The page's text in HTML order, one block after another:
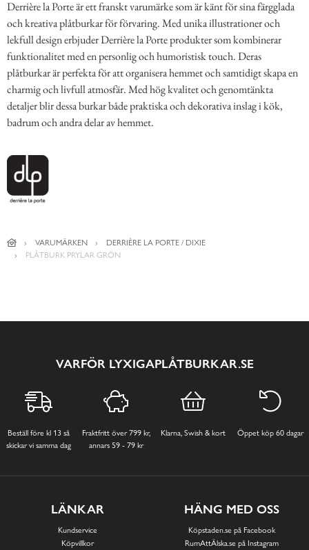
Derrière la Porte är ett franskt varumärke som är känt för sina färgglada
och kreativa plåtburkar för förvaring. Med unika illustrationer och
lekfull design erbjuder Derrière la Porte produkter som kombinerar
funktionalitet med en personlig och humoristisk touch. Deras
plåtburkar är perfekta för att organisera hemmet och samtidigt skapa en
charmig och livfull atmosfär. Med hög kvalitet och genomtänkta
detaljer blir dessa burkar både praktiska och dekorativa inslag i kök,
badrum och andra delar av hemmet.
VARUMÄRKEN
DERRIÈRE LA PORTE / DIXIE
PLÅTBURK PRYLAR GRÖN
VARFÖR LYXIGAPLÅTBURKAR.SE
Beställ före kl 13 så
skickar vi samma dag
Fraktfritt över 799 kr,
annars 59 - 79 kr
Klarna, Swish & kort Öppet köp 60 dagar
LÄNKAR
Kundservice
Köpvillkor
HÄNG MED OSS
Köpstaden.se på Facebook
RumAttÄlska.se på Instagram